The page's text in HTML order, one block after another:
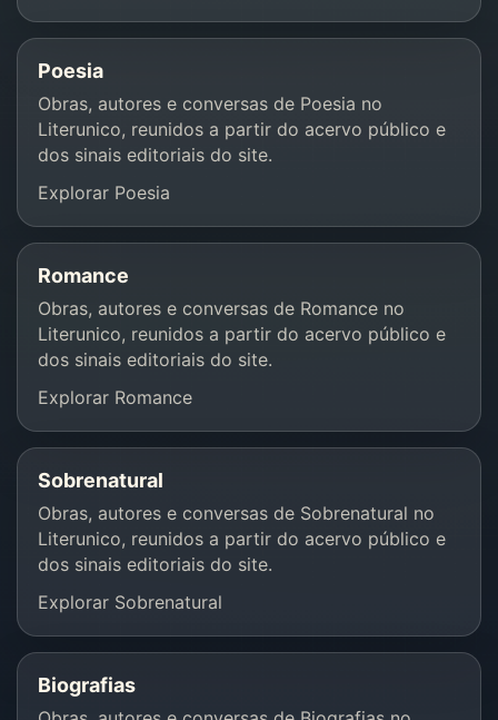
Poesia
Obras, autores e conversas de Poesia no
Literunico, reunidos a partir do acervo público e
dos sinais editoriais do site.
Explorar Poesia
Romance
Obras, autores e conversas de Romance no
Literunico, reunidos a partir do acervo público e
dos sinais editoriais do site.
Explorar Romance
Sobrenatural
Obras, autores e conversas de Sobrenatural no
Literunico, reunidos a partir do acervo público e
dos sinais editoriais do site.
Explorar Sobrenatural
Biografias